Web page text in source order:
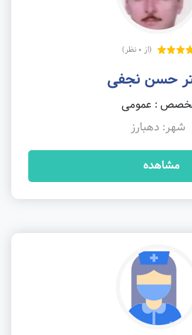
(از 0 نظر)
حسن نجفی
: عمومی
شهر: دهبارز
مشاهده